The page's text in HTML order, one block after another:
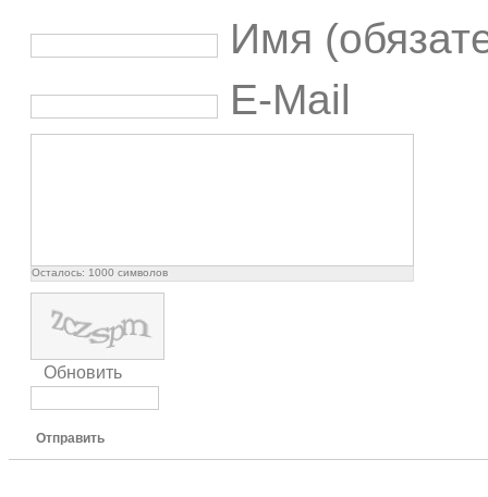
Имя
E-Mail
Осталось: 1000 символов
Обновить
Отправить